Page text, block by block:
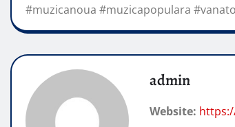
#muzicanoua #muzicapopulara
admin
Website: